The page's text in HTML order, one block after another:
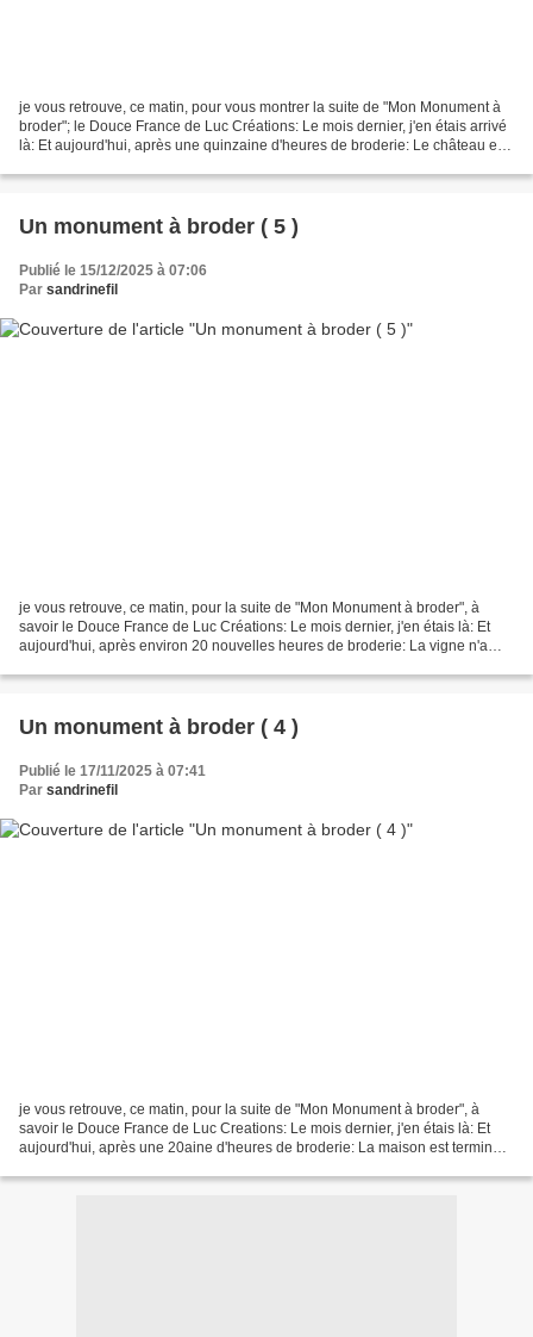
je vous retrouve, ce matin, pour vous montrer la suite de "Mon Monument à
broder"; le Douce France de Luc Créations: Le mois dernier, j'en étais arrivé
là: Et aujourd'hui, après une quinzaine d'heures de broderie: Le château en
Un monument à broder ( 5 )
Publié le 15/12/2025 à 07:06
Par sandrinefil
je vous retrouve, ce matin, pour la suite de "Mon Monument à broder", à
savoir le Douce France de Luc Créations: Le mois dernier, j'en étais là: Et
aujourd'hui, après environ 20 nouvelles heures de broderie: La vigne n'a
Un monument à broder ( 4 )
Publié le 17/11/2025 à 07:41
Par sandrinefil
je vous retrouve, ce matin, pour la suite de "Mon Monument à broder", à
savoir le Douce France de Luc Creations: Le mois dernier, j'en étais là: Et
aujourd'hui, après une 20aine d'heures de broderie: La maison est terminée;